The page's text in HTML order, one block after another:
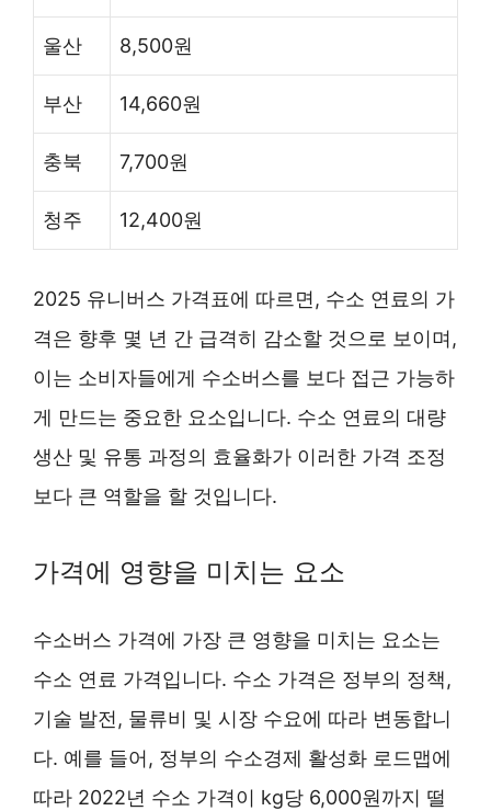
울산 8,500원
부산 14,660원
충북 7,700원
청주 12,400원
2025 유니버스 가격표에 따르면, 수소 연료의 가
격은 향후 몇 년 간 급격히 감소할 것으로 보이며,
이는 소비자들에게 수소버스를 보다 접근 가능하
게 만드는 중요한 요소입니다. 수소 연료의 대량
생산 및 유통 과정의 효율화가 이러한 가격 조정
보다 큰 역할을 할 것입니다.
가격에 영향을 미치는 요소
수소버스 가격에 가장 큰 영향을 미치는 요소는
수소 연료 가격입니다. 수소 가격은 정부의 정책,
기술 발전, 물류비 및 시장 수요에 따라 변동합니
다. 예를 들어, 정부의 수소경제 활성화 로드맵에
따라 2022년 수소 가격이 kg당 6,000원까지 떨